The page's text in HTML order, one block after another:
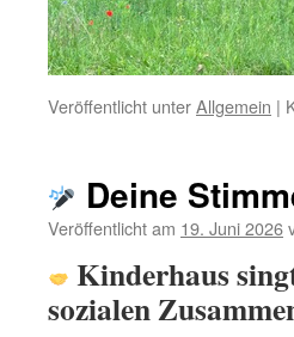
Veröffentlicht unterAllgemein |
Deine
Veröffentlicht am 19. Juni 2026
Kinderhaus
sozialen